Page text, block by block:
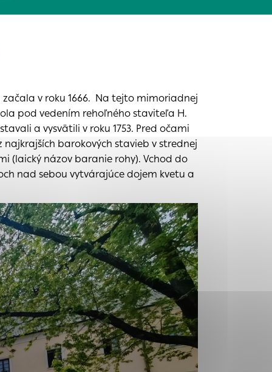
v roku 1666. Na tejto mimoriadnej
pod vedením rehoľného staviteľa H.
a vysvätili v roku 1753. Pred očami
barokových stavieb v strednej
(laický názov baranie rohy). Vchod do
nad sebou vytvárajúce dojem kvetu a
aktivite a
uplatniteľnými
oblastiam
stránku
dáta sa zbierajú